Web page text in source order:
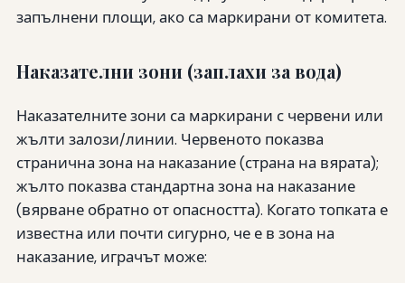
запълнени площи, ако са маркирани от комитета.
Наказателни зони (заплахи за вода)
Наказателните зони са маркирани с червени или
жълти залози/линии. Червеното показва
странична зона на наказание (страна на вярата);
жълто показва стандартна зона на наказание
(вярване обратно от опасността). Когато топката е
известна или почти сигурно, че е в зона на
наказание, играчът може: